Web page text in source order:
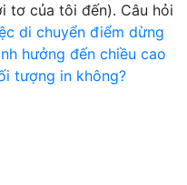
tơ của tôi đến). Câu hỏi
di chuyển điểm dừng
hưởng đến chiều cao
tượng in không?